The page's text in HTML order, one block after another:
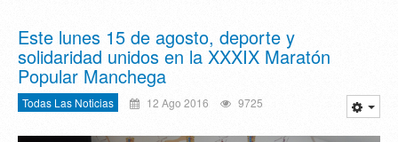
Este lunes 15 de agosto, deporte y
solidaridad unidos en la XXXIX Maratón
Popular Manchega
Todas Las Noticias 12 Ago 2016 9725